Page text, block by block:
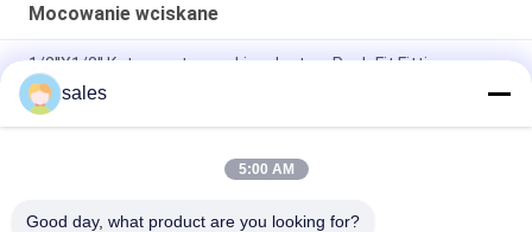
Mocowanie wciskane
1/2''X1/2'' Kute proste męskie adaptery Push Fit Fitting
Zatwierdzona przez NSF61 zatyczka do rur miedzianych 1/2
"do kwadratowych rur stalowych
NBR Uszczelnione złączka redukcyjna do rur 1x1 cala Złączka
sales
5:00 AM
Good day, what product are you looking for?